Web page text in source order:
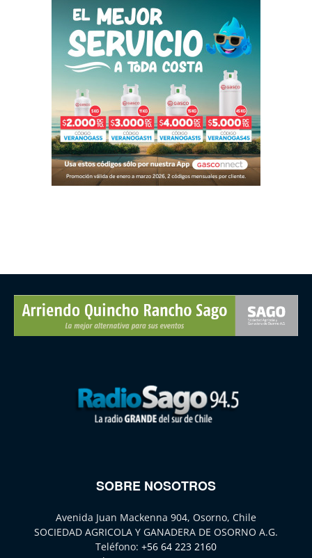
SOBRE NOSOTROS
Avenida Juan Mackenna 904, Osorno, Chile
SOCIEDAD AGRICOLA Y GANADERA DE OSORNO A.G.
Teléfono: +56 64 223 2160